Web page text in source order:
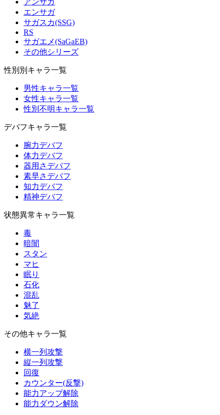
アンサガ
エンサガ
サガスカ(SSG)
RS
サガエメ(SaGaEB)
その他シリーズ
性別別キャラ一覧
男性キャラ一覧
女性キャラ一覧
性別不明キャラ一覧
デバフキャラ一覧
腕力デバフ
体力デバフ
器用さデバフ
素早さデバフ
知力デバフ
精神デバフ
状態異常キャラ一覧
毒
暗闇
スタン
マヒ
眠り
石化
混乱
魅了
気絶
その他キャラ一覧
横一列攻撃
縦一列攻撃
回復
カウンター(反撃)
能力アップ解除
能力ダウン解除